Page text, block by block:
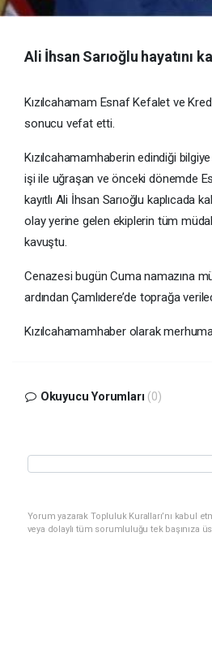
Ali İhsan Sarıoğlu hayatını
Kızılcahamam Esnaf Kefalet ve
sonucu vefat etti.
Kızılcahamamhaberin edindiği
işi ile uğraşan ve önceki dönemde
kayıtlı Ali İhsan Sarıoğlu
olay yerine gelen ekiplerin tüm
kavuştu.
Cenazesi bugün Cuma namazına
ardından Çamlıdere’de toprağa
Kızılcahamamhaber olarak
Okuyucu Yorumları (0)
Yorum yazarak Topluluk Kuralları’nı kabul
veya dolaylı tüm sorumluluğu tek